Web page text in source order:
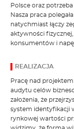
Polsce oraz
Nasza praca
natychmiast łączy
aktywności fizycznej,
konsumentów i
REALIZACJA
Pracę nad
audytu celów
założenia, że
system identyfikacji
rynkowej wartości